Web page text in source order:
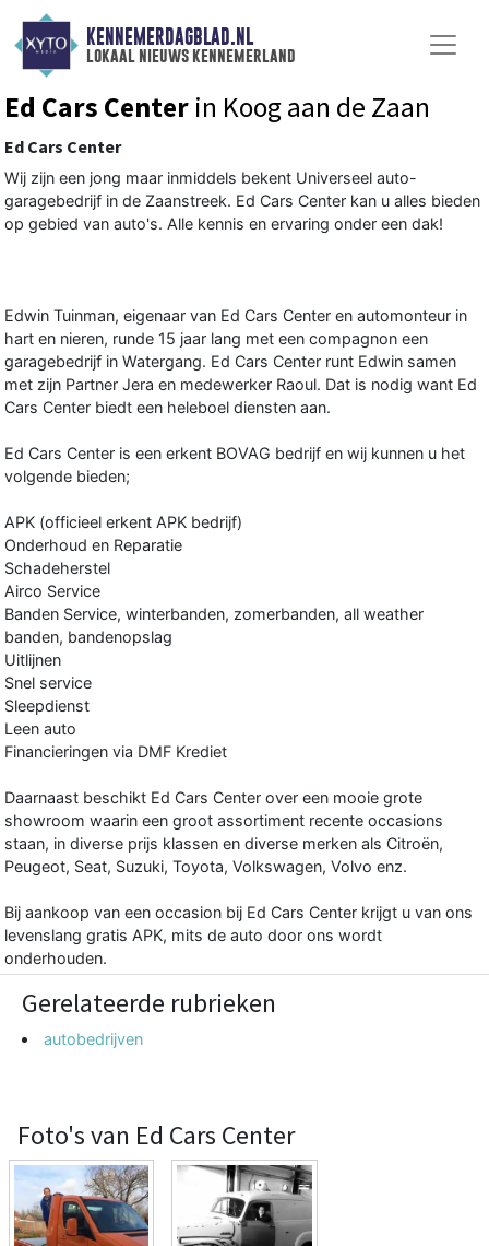
KENNEMERDAGBLAD.NL
lokaal nieuws kennemerland
Ed Cars Center in Koog aan de Zaan
Ed Cars Center
Wij zijn een jong maar inmiddels bekent Universeel auto-
garagebedrijf in de Zaanstreek. Ed Cars Center kan u alles bieden
op gebied van auto's. Alle kennis en ervaring onder een dak!
Edwin Tuinman, eigenaar van Ed Cars Center en automonteur in
hart en nieren, runde 15 jaar lang met een compagnon een
garagebedrijf in Watergang. Ed Cars Center runt Edwin samen
met zijn Partner Jera en medewerker Raoul. Dat is nodig want Ed
Cars Center biedt een heleboel diensten aan.
Ed Cars Center is een erkent BOVAG bedrijf en wij kunnen u het
volgende bieden;
APK (officieel erkent APK bedrijf)
Onderhoud en Reparatie
Schadeherstel
Airco Service
Banden Service, winterbanden, zomerbanden, all weather
banden, bandenopslag
Uitlijnen
Snel service
Sleepdienst
Leen auto
Financieringen via DMF Krediet
Daarnaast beschikt Ed Cars Center over een mooie grote
showroom waarin een groot assortiment recente occasions
staan, in diverse prijs klassen en diverse merken als Citroën,
Peugeot, Seat, Suzuki, Toyota, Volkswagen, Volvo enz.
Bij aankoop van een occasion bij Ed Cars Center krijgt u van ons
levenslang gratis APK, mits de auto door ons wordt
onderhouden.
Gerelateerde rubrieken
autobedrijven
Foto's van Ed Cars Center